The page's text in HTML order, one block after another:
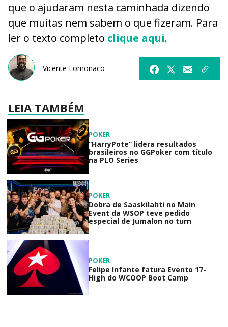
que o ajudaram nesta caminhada dizendo
que muitas nem sabem o que fizeram. Para
ler o texto completo clique aqui.
Vicente Lomonaco
LEIA TAMBÉM
POKER
“HarryPote” lidera resultados
brasileiros no GGPoker com título
na PLO Series
POKER
Dobra de Saaskilahti no Main
Event da WSOP teve pedido
especial de Jumalon no turn
POKER
Felipe Infante fatura Evento 17-
High do WCOOP Boot Camp